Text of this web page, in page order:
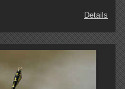
Details